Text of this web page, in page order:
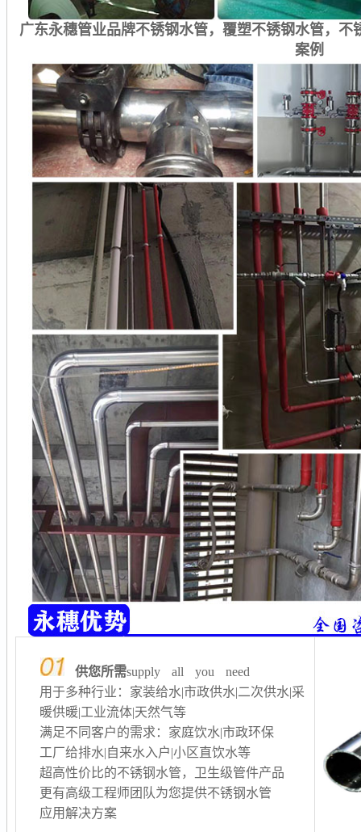
广东永穗管业品牌不锈钢水管，覆塑不锈钢水管，
案例
供您所需supply all you need
用于多种行业：家装给水|市政供水|二次供水|采
暖供暖|工业流体|天然气等
满足不同客户的需求：家庭饮水|市政环保
工厂给排水|自来水入户|小区直饮水等
超高性价比的不锈钢水管，卫生级管件产品
更有高级工程师团队为您提供不锈钢水管
应用解决方案